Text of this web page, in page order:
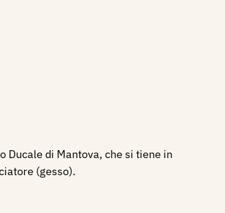
Ducale di Mantova, che si tiene in
(gesso).